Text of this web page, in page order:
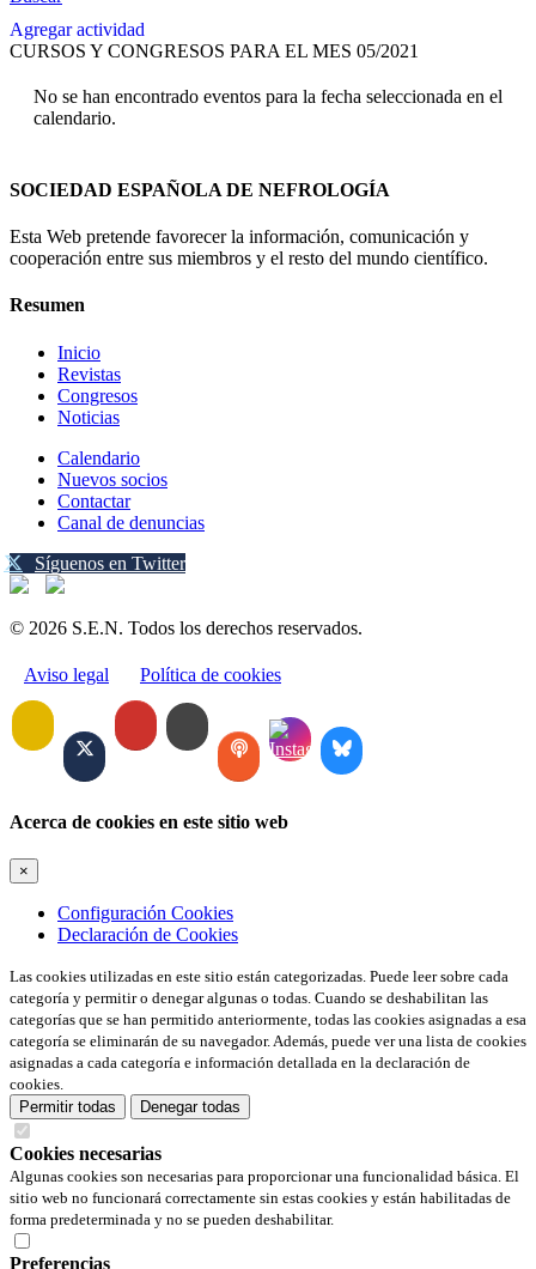
Agregar actividad
CURSOS Y CONGRESOS PARA EL MES 05/2021
No se han encontrado eventos para la fecha seleccionada en el
calendario.
SOCIEDAD ESPAÑOLA DE NEFROLOGÍA
Esta Web pretende favorecer la información, comunicación y
cooperación entre sus miembros y el resto del mundo científico.
Resumen
Inicio
Revistas
Congresos
Noticias
Calendario
Nuevos socios
Contactar
Canal de denuncias
Síguenos en Twitter
© 2026 S.E.N. Todos los derechos reservados.
Aviso legal Política de cookies
Acerca de cookies en este sitio web
×
Configuración Cookies
Declaración de Cookies
Las cookies utilizadas en este sitio están categorizadas. Puede leer sobre cada
categoría y permitir o denegar algunas o todas. Cuando se deshabilitan las
categorías que se han permitido anteriormente, todas las cookies asignadas a esa
categoría se eliminarán de su navegador. Además, puede ver una lista de cookies
asignadas a cada categoría e información detallada en la declaración de
cookies.
Permitir todas
Denegar todas
Cookies necesarias
Algunas cookies son necesarias para proporcionar una funcionalidad básica. El
sitio web no funcionará correctamente sin estas cookies y están habilitadas de
forma predeterminada y no se pueden deshabilitar.
Preferencias